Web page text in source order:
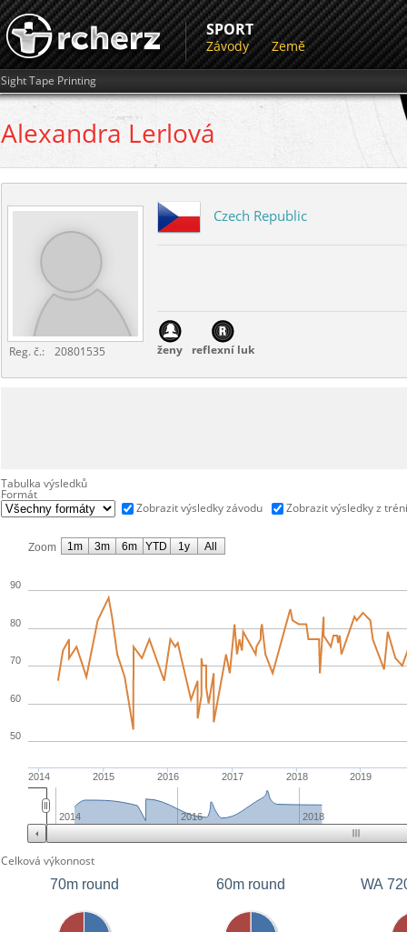
SPORT
Závody Země
Sight Tape Printing
Alexandra Lerlová
Reg. č.: 20801535
Czech Republic
ženy reflexní luk
Tabulka výsledků
Formát
Zobrazit výsledky závodu
Zobrazit výsledky z
Zoom
2014 2015 2016 2017 2018 2019
50
60
70
80
90
2016 2018
2014
1m 3m 6m YTD 1y All
Celková výkonnost
70m round
60m round WA